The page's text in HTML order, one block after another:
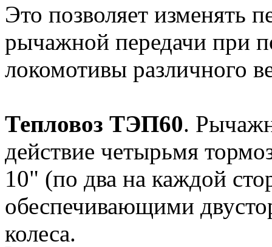
Это позволяет изменять
рычажной передачи при
локомотивы различного
Тепловоз ТЭП60.
действие четырьмя
10" (по два на каждой
обеспечивающими
колеса.